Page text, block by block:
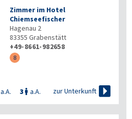
Zimmer im Hotel
Chiemseefischer
Hagenau 2
83355 Grabenstätt
+49-8661-982658
8
a.A. 3  a.A. zur Unterkunft 